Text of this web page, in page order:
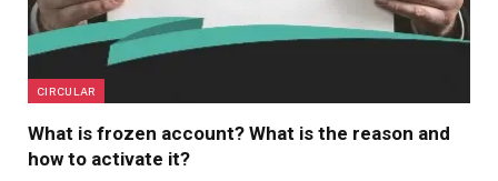
CIRCULAR
What is frozen account? What is the reason and
how to activate it?